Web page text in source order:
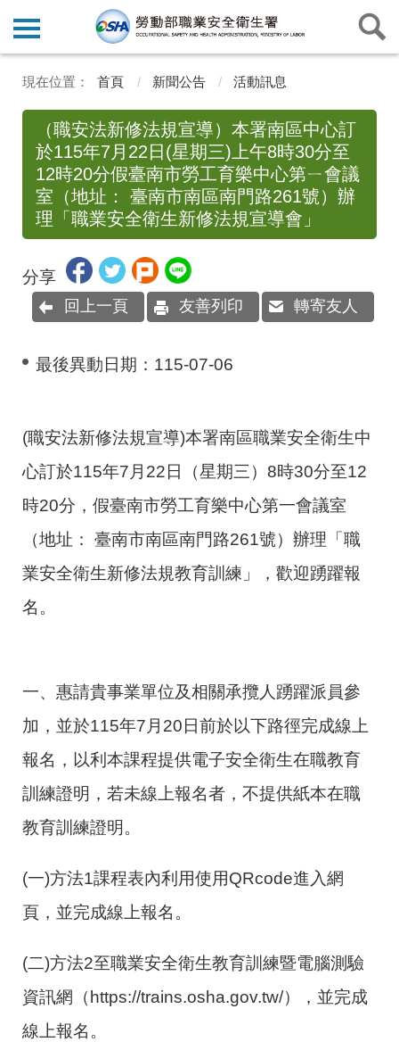
首頁 新聞公告 活動訊息
（職安法新修法規宣導）本署南區中心訂
於115年7月22日(星期三)上午8時30分至
12時20分假臺南市勞工育樂中心第ㄧ會議
室（地址： 臺南市南區南門路261號）辦
理「職業安全衛生新修法規宣導會」
分享
回上一頁 友善列印 轉寄友人
最後異動日期： 115-07-06
(職安法新修法規宣導)本署南區職業安全衛生中
心訂於115年7月22日（星期三）8時30分至12
時20分，假臺南市勞工育樂中心第一會議室
（地址： 臺南市南區南門路261號）辦理「職
業安全衛生新修法規教育訓練」，歡迎踴躍報
名。
一、惠請貴事業單位及相關承攬人踴躍派員參
加，並於115年7月20日前於以下路徑完成線上
報名，以利本課程提供電子安全衛生在職教育
訓練證明，若未線上報名者，不提供紙本在職
教育訓練證明。
(一)方法1課程表內利用使用QRcode進入網
頁，並完成線上報名。
(二)方法2至職業安全衛生教育訓練暨電腦測驗
資訊網（https://trains.osha.gov.tw/），並完成
線上報名。